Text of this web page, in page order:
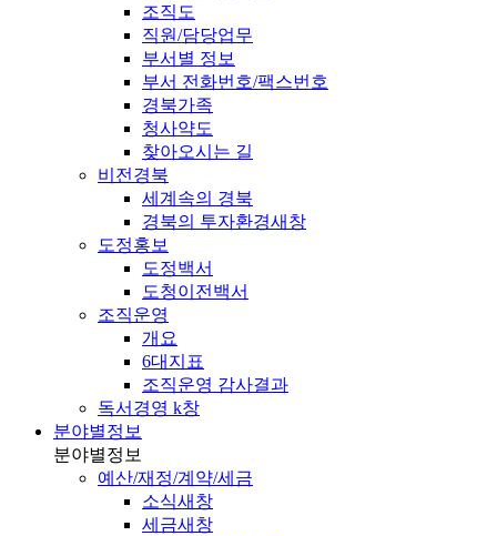
조직도
직원/담당업무
부서별 정보
부서 전화번호/팩스번호
경북가족
청사약도
찾아오시는 길
비전경북
세계속의 경북
경북의 투자환경새창
도정홍보
도정백서
도청이전백서
조직운영
개요
6대지표
조직운영 감사결과
독서경영 k창
분야별정보
분야별정보
예산/재정/계약/세금
소식새창
세금새창